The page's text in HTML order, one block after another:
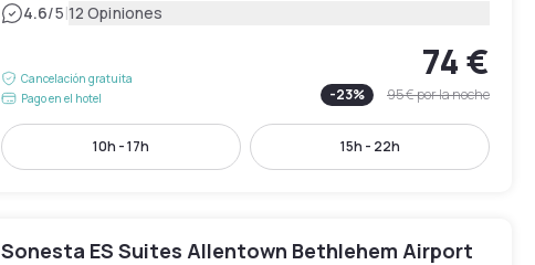
4.6/5|12 Opiniones
Cancelación gratuita
Pago en el hotel
74 €
-23% 95 €por la noche
10h - 17h 15h - 22h
Sonesta ES Suites Allentown Bethlehem Airport